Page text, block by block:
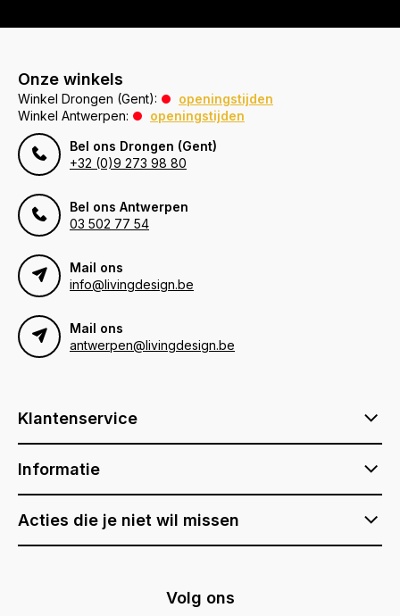
Onze winkels
Winkel Drongen (Gent):
openingstijden
Winkel Antwerpen:
openingstijden
Bel ons Drongen (Gent)
+32 (0)9 273 98 80
Bel ons Antwerpen
03 502 77 54
Mail ons
info@livingdesign.be
Mail ons
antwerpen@livingdesign.be
Klantenservice
Informatie
Acties die je niet wil missen
Volg ons